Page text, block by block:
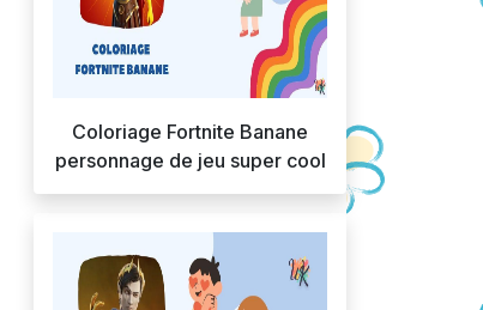
Coloriage Fortnite Banane
personnage de jeu super cool